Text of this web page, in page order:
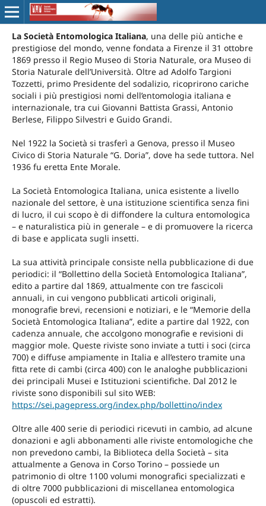
La Società Entomologica Italiana, una delle più antiche e
prestigiose del mondo, venne fondata a Firenze il 31 ottobre
1869 presso il Regio Museo di Storia Naturale, ora Museo di
Storia Naturale dell’Università. Oltre ad Adolfo Targioni
Tozzetti, primo Presidente del sodalizio, ricoprirono cariche
sociali i più prestigiosi nomi dell’entomologia italiana e
internazionale, tra cui Giovanni Battista Grassi, Antonio
Berlese, Filippo Silvestri e Guido Grandi.
Nel 1922 la Società si trasferì a Genova, presso il Museo
Civico di Storia Naturale “G. Doria”, dove ha sede tuttora. Nel
1936 fu eretta Ente Morale.
La Società Entomologica Italiana, unica esistente a livello
nazionale del settore, è una istituzione scientifica senza fini
di lucro, il cui scopo è di diffondere la cultura entomologica
– e naturalistica più in generale – e di promuovere la ricerca
di base e applicata sugli insetti.
La sua attività principale consiste nella pubblicazione di due
periodici: il “Bollettino della Società Entomologica Italiana”,
edito a partire dal 1869, attualmente con tre fascicoli
annuali, in cui vengono pubblicati articoli originali,
monografie brevi, recensioni e notiziari, e le “Memorie della
Società Entomologica Italiana”, edite a partire dal 1922, con
cadenza annuale, che accolgono monografie e revisioni di
maggior mole. Queste riviste sono inviate a tutti i soci (circa
700) e diffuse ampiamente in Italia e all’estero tramite una
fitta rete di cambi (circa 400) con le analoghe pubblicazioni
dei principali Musei e Istituzioni scientifiche. Dal 2012 le
riviste sono disponibili sul sito WEB:
https://sei.pagepress.org/index.php/bollettino/index
Oltre alle 400 serie di periodici ricevuti in cambio, ad alcune
donazioni e agli abbonamenti alle riviste entomologiche che
non prevedono cambi, la Biblioteca della Società – sita
attualmente a Genova in Corso Torino – possiede un
patrimonio di oltre 1100 volumi monografici specializzati e
di oltre 7000 pubblicazioni di miscellanea entomologica
(opuscoli ed estratti).